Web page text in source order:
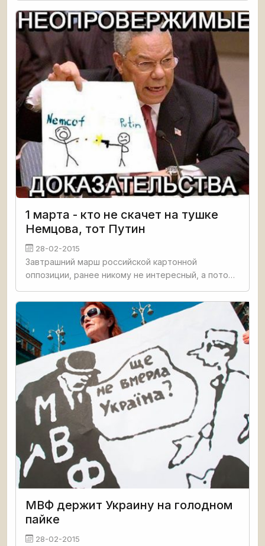
вышедший из под домашнего ареста, вдруг так
рьяно кинулся
1 марта - кто не скачет на тушке
Немцова, тот Путин
28-02-2015
Завтрашний марш российской картонной
оппозиции, ранее никому не интересный, а потому
знают, а чужих не заманишь - теперь превратился
в похороны, чем
МВФ держит Украину на голодном
пайке
28-02-2015